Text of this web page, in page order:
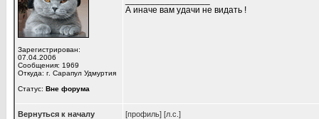
Зарегистрирован:
07.04.2006
Сообщения: 1969
Откуда: г. Сарапул Удмуртия
Статус: Вне форума
А иначе вам удачи не видать !
Вернуться к началу [профиль] [л.с.]